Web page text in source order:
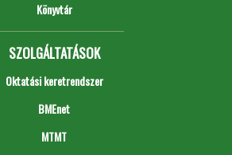
Könyvtár
SZOLGÁLTATÁSOK
Oktatási keretrendszer
BMEnet
MTMT